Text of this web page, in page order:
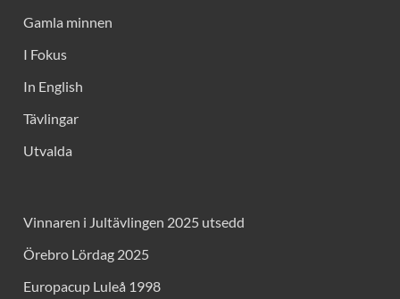
Gamla minnen
I Fokus
In English
Tävlingar
Utvalda
Vinnaren i Jultävlingen 2025 utsedd
Örebro Lördag 2025
Europacup Luleå 1998